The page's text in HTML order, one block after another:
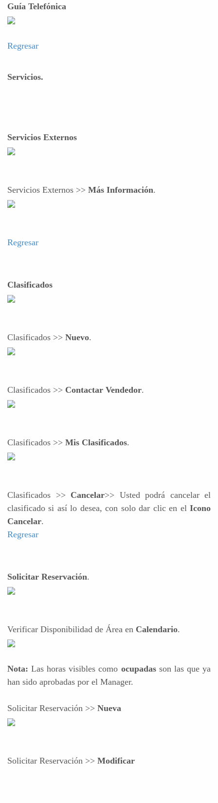
Guía Telefónica
Regresar
Servicios.
Servicios Externos
Servicios Externos >> Más Información.
Regresar
Clasificados
Clasificados >> Nuevo.
Clasificados >> Contactar Vendedor.
Clasificados >> Mis Clasificados.
Clasificados >>Cancelar>> Usted podrá cancelar el
clasificado si así lo desea, con solo dar clic en el Icono
Cancelar.
Regresar
Solicitar Reservación.
Verificar Disponibilidad de Área en Calendario.
Nota: Las horas visibles como ocupadasson las que ya
han sido aprobadas por el Manager.
Solicitar Reservación >> Nueva
Solicitar Reservación >> Modificar